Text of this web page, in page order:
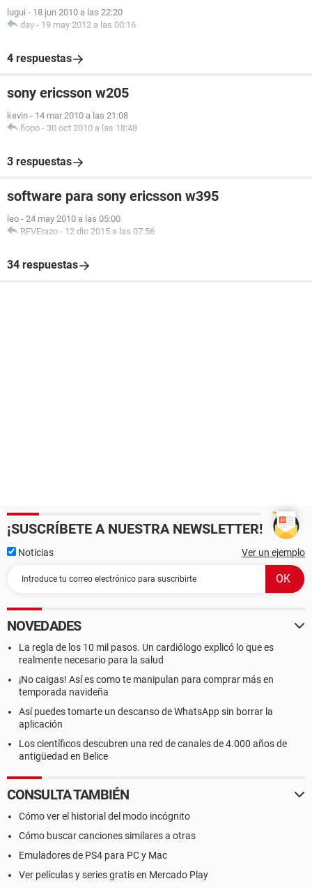
lugui - 18 jun 2010 a las 22:20
day - 19 may 2012 a las 00:16
4 respuestas
sony ericsson w205
kevin - 14 mar 2010 a las 21:08
ñopo - 30 oct 2010 a las 18:48
3 respuestas
software para sony ericsson w395
leo - 24 may 2010 a las 05:00
RFVErazo - 12 dic 2015 a las 07:56
34 respuestas
¡SUSCRÍBETE A NUESTRA NEWSLETTER!
Noticias Ver un ejemplo
NOVEDADES
La regla de los 10 mil pasos. Un cardiólogo explicó lo que es
realmente necesario para la salud
¡No caigas! Así es como te manipulan para comprar más en
temporada navideña
Así puedes tomarte un descanso de WhatsApp sin borrar la
aplicación
Los científicos descubren una red de canales de 4.000 años de
antigüedad en Belice
CONSULTA TAMBIÉN
Cómo ver el historial del modo incógnito
Cómo buscar canciones similares a otras
Emuladores de PS4 para PC y Mac
Ver películas y series gratis en Mercado Play